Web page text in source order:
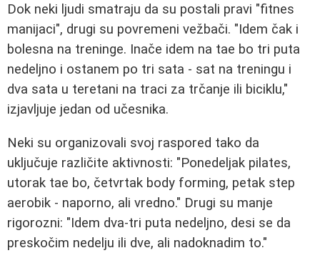
Dok neki ljudi smatraju da su postali pravi "fitnes
manijaci", drugi su povremeni vežbači. "Idem čak i
bolesna na treninge. Inače idem na tae bo tri puta
nedeljno i ostanem po tri sata - sat na treningu i
dva sata u teretani na traci za trčanje ili biciklu,"
izjavljuje jedan od učesnika.
Neki su organizovali svoj raspored tako da
uključuje različite aktivnosti: "Ponedeljak pilates,
utorak tae bo, četvrtak body forming, petak step
aerobik - naporno, ali vredno." Drugi su manje
rigorozni: "Idem dva-tri puta nedeljno, desi se da
preskočim nedelju ili dve, ali nadoknadim to."